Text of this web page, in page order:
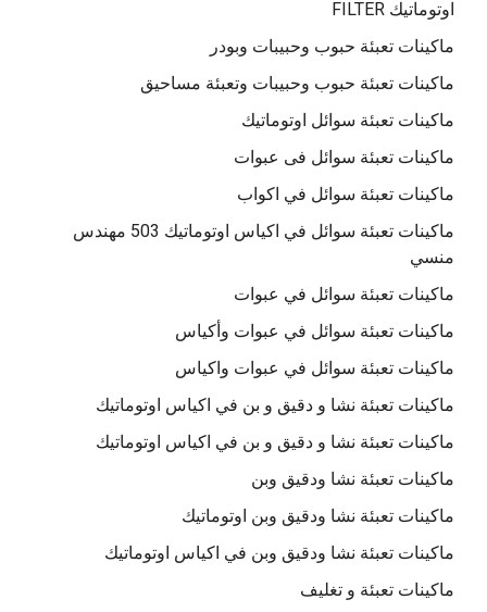
اوتوماتيك FILTER
ماكينات تعبئة حبوب وحبيبات وبودر
ماكينات تعبئة حبوب وحبيبات وتعبئة مساحيق
ماكينات تعبئة سوائل اوتوماتيك
ماكينات تعبئة سوائل فى عبوات
ماكينات تعبئة سوائل في اكواب
ماكينات تعبئة سوائل في اكياس اوتوماتيك 503 مهندس
منسي
ماكينات تعبئة سوائل في عبوات
ماكينات تعبئة سوائل في عبوات وأكياس
ماكينات تعبئة سوائل في عبوات واكياس
ماكينات تعبئة نشا و دقيق و بن في اكياس اوتوماتيك
ماكينات تعبئة نشا و دقيق و بن في اكياس اوتوماتيك
ماكينات تعبئة نشا ودقيق وبن
ماكينات تعبئة نشا ودقيق وبن اوتوماتيك
ماكينات تعبئة نشا ودقيق وبن في اكياس اوتوماتيك
ماكينات تعبئة و تغليف